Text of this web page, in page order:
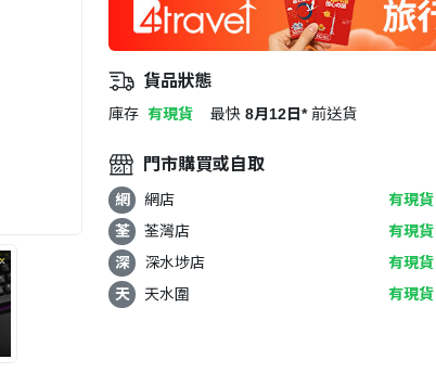
貨品狀態
庫存 有現貨 最快 8月12日* 前送貨
門市購買或自取
網 網店 有現貨
荃
荃灣店 有現貨
深
深水埗店 有現貨
天
天水圍 有現貨